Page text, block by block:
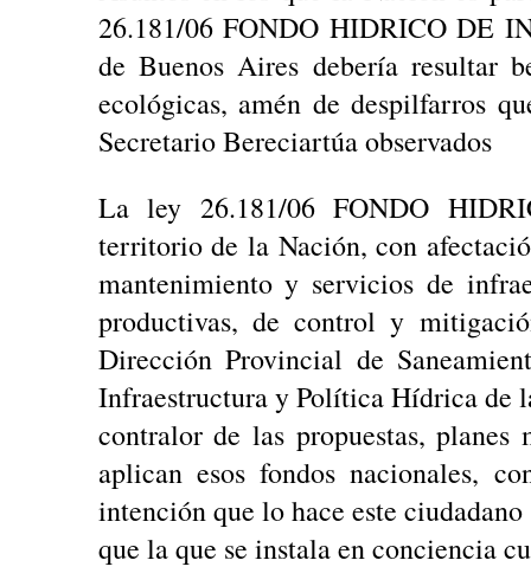
26.181/06 FONDO HIDRICO DE
de Buenos Aires debería resultar
ecológicas, amén de despilfarros
Secretario Bereciartúa observados
La ley 26.181/06 FONDO
territorio de la Nación, con
mantenimiento y servicios de
productivas, de control y
Dirección Provincial de
Infraestructura y Política Hídrica de
contralor de las propuestas,
aplican esos fondos nacionales,
intención que lo hace este
que la que se instala en conciencia